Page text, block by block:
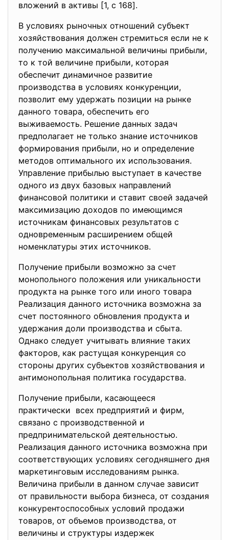
вложений в активы [1, c 168].
В условиях рыночных отношений субъект
хозяйствования должен стремиться если не к
получению максимальной величины прибыли,
то к той величине прибыли, которая
обеспечит динамичное развитие
производства в условиях конкуренции,
позволит ему удержать позиции на рынке
данного товара, обеспечить его
выживаемость. Решение данных задач
предполагает не только знание источников
формирования прибыли, но и определение
методов оптимального их использования.
Управление прибылью выступает в качестве
одного из двух базовых направлений
финансовой политики и ставит своей задачей
максимизацию доходов по имеющимся
источникам финансовых результатов с
одновременным расширением общей
номенклатуры этих источников.
Получение прибыли возможно за счет
монопольного положения или уникальности
продукта на рынке того или иного товара
Реализация данного источника возможна за
счет постоянного обновления продукта и
удержания доли производства и сбыта.
Однако следует учитывать влияние таких
факторов, как растущая конкуренция со
стороны других субъектов хозяйствования и
антимонопольная политика государства.
Получение прибыли, касающееся
практически всех предприятий и фирм,
связано с производственной и
предпринимательской деятельностью.
Реализация данного источника возможна при
соответствующих условиях сегодняшнего дня
маркетинговым исследованиям рынка.
Величина прибыли в данном случае зависит
от правильности выбора бизнеса, от создания
конкурентоспособных условий продажи
товаров, от объемов производства, от
величины и структуры издержек